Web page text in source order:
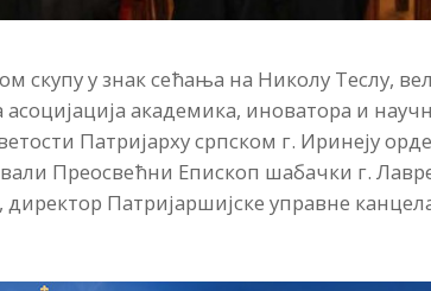
скупу у знак сећања на Николу Теслу,
академика, иноватора и
Патријарху српском г. Иринеју
Преосвећни Епископ шабачки г.
Патријаршијске управне